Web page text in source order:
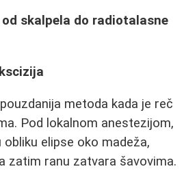
skalpela do radiotalasne
metoda kada je reč
Pod lokalnom anestezijom,
elipse oko madeža,
zatim ranu zatvara šavovima.